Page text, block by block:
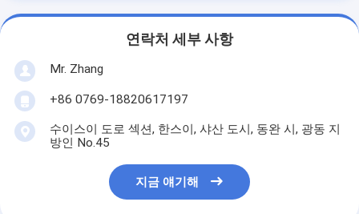
뉴스
연락처 세부 사항
Mr. Zhang
+86 0769-18820617197
수이스이 도로 섹션, 한스이, 샤산 도시, 동완 시, 광동 지
방인 No.45
지금 얘기해